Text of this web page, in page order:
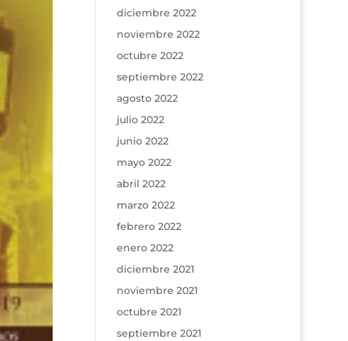
diciembre 2022
noviembre 2022
octubre 2022
septiembre 2022
agosto 2022
julio 2022
junio 2022
mayo 2022
abril 2022
marzo 2022
febrero 2022
enero 2022
diciembre 2021
noviembre 2021
octubre 2021
septiembre 2021